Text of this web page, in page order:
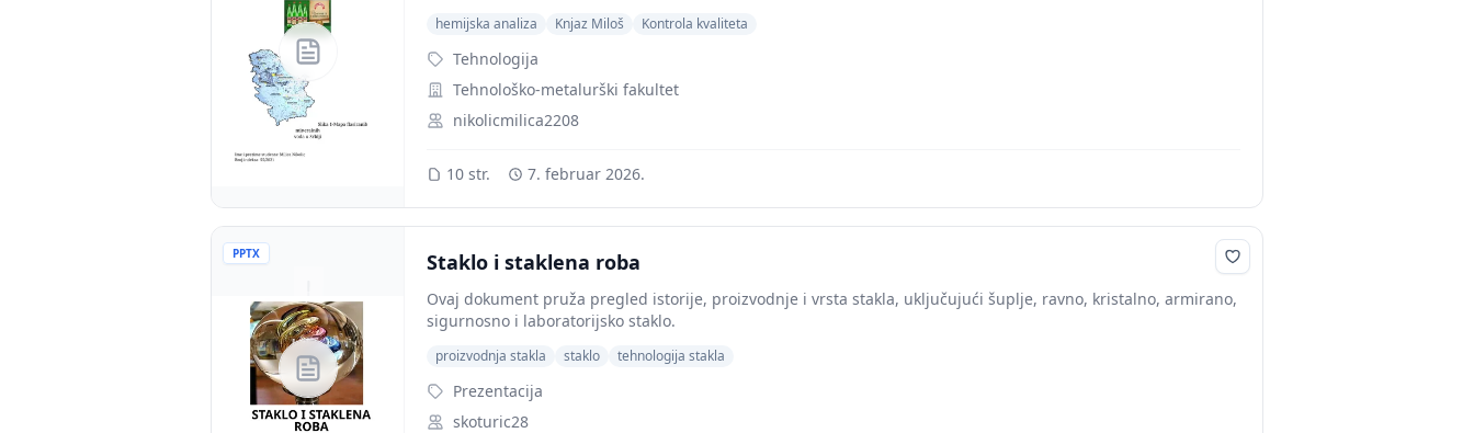
hemijska analiza Knjaz Miloš Kontrola kvaliteta
Tehnologija
Tehnološko-metalurški fakultet
nikolicmilica2208
10 str. 7. februar 2026.
PPTX Staklo i staklena roba
Ovaj dokument pruža pregled istorije, proizvodnje i vrsta stakla, uključujući šuplje, ravno, kristalno, armirano,
sigurnosno i laboratorijsko staklo.
proizvodnja stakla staklo tehnologija stakla
Prezentacija
skoturic28